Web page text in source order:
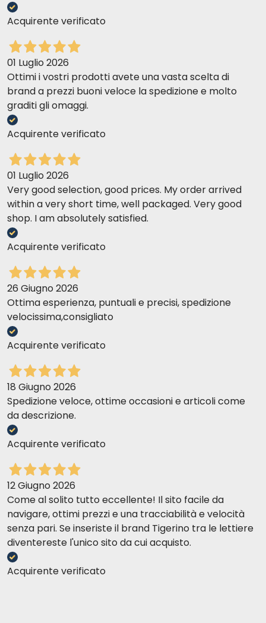
Acquirente verificato
01 Luglio 2026
Ottimi i vostri prodotti avete una vasta scelta di
brand a prezzi buoni veloce la spedizione e molto
graditi gli omaggi.
Acquirente verificato
01 Luglio 2026
Very good selection, good prices. My order arrived
within a very short time, well packaged. Very good
shop. I am absolutely satisfied.
Acquirente verificato
26 Giugno 2026
Ottima esperienza, puntuali e precisi, spedizione
velocissima,consigliato
Acquirente verificato
18 Giugno 2026
Spedizione veloce, ottime occasioni e articoli come
da descrizione.
Acquirente verificato
12 Giugno 2026
Come al solito tutto eccellente! Il sito facile da
navigare, ottimi prezzi e una tracciabilità e velocità
senza pari. Se inseriste il brand Tigerino tra le lettiere
diventereste l'unico sito da cui acquisto.
Acquirente verificato